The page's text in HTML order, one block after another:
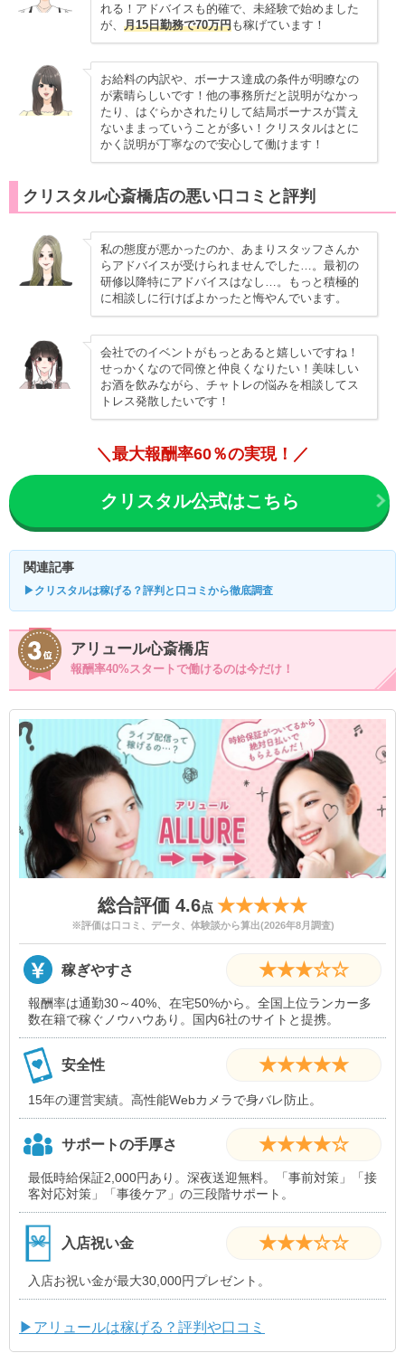
れる！アドバイスも的確で、未経験で始めました
が、 月15日勤務で70万円も稼げています！
お給料の内訳や、ボーナス達成の条件が明瞭なの
が素晴らしいです！他の事務所だと説明がなかっ
たり、はぐらかされたりして結局ボーナスが貰え
ないままっていうことが多い！クリスタルはとに
かく説明が丁寧なので安心して働けます！
クリスタル心斎橋店の悪い口コミと評判
私の態度が悪かったのか、あまりスタッフさんか
らアドバイスが受けられませんでした…。最初の
研修以降特にアドバイスはなし…。もっと積極的
に相談しに行けばよかったと悔やんでいます。
会社でのイベントがもっとあると嬉しいですね！
せっかくなので同僚と仲良くなりたい！美味しい
お酒を飲みながら、チャトレの悩みを相談してス
トレス発散したいです！
＼最大報酬率60％の実現！／
クリスタル公式はこちら
関連記事
▶クリスタルは稼げる？評判と口コミから徹底調査
アリュール心斎橋店
報酬率40%スタートで働けるのは今だけ！
総合評価 4.6点 ★★★★★
※評価は口コミ、データ、体験談から算出(2026年8月調査)
稼ぎやすさ ★★★☆☆
報酬率は通勤30～40%、在宅50%から。全国上位ランカー多
数在籍で稼ぐノウハウあり。国内6社のサイトと提携。
安全性 ★★★★★
15年の運営実績。高性能Webカメラで身バレ防止。
サポートの手厚さ ★★★★☆
最低時給保証2,000円あり。深夜送迎無料。「事前対策」「接
客対応対策」「事後ケア」の三段階サポート。
入店祝い金 ★★★☆☆
入店お祝い金が最大30,000円プレゼント。
▶アリュールは稼げる？評判や口コミ